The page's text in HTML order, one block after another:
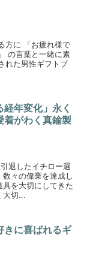
方に 「お疲れ様で
の言葉と一緒に素
れた男性ギフトブ
経年変化」永く
着がわく真鍮製
退したイチロー選
々の偉業を達成し
を大切にしてきた
大切...
きに喜ばれるギ